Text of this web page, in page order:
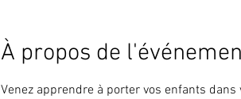
À propos de
Venez apprendre à porter vos enfants